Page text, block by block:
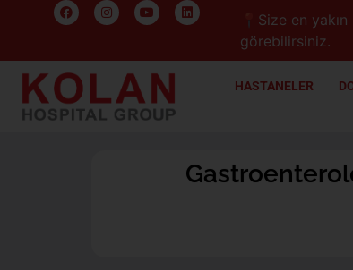
📍Size en
görebilirsiniz.
HASTANELER